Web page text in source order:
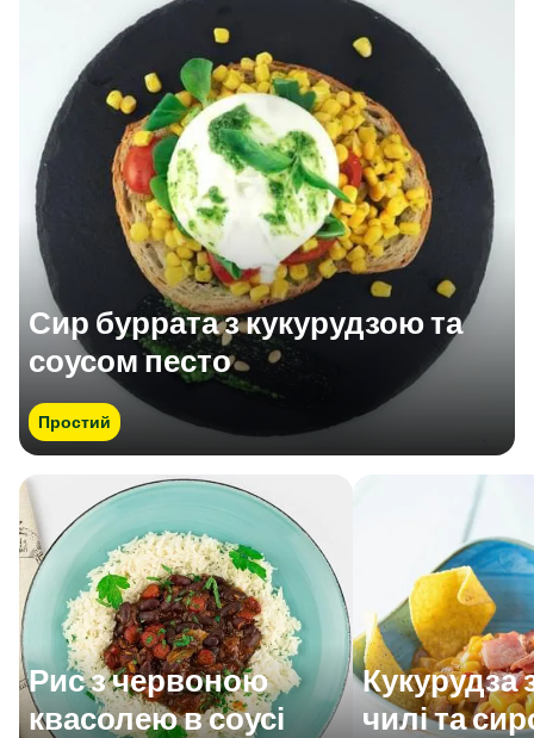
Сир буррата з кукурудзою та
соусом песто
Простий
Рис з червоною
квасолею в соусі
Кукурудза
чилі та